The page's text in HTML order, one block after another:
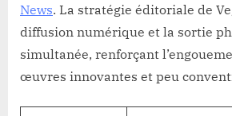
News. La stratégie éditoriale de
diffusion numérique et la sortie
simultanée, renforçant
œuvres innovantes et peu